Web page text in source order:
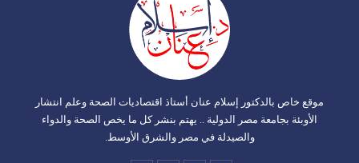
موقع خاص بالدكتور إسلام عنان أستاذ اقتصاديات الصحة وعلم انتشار
الأوبئة بجامعة مصر الدولية .. يهتم بنشر كل ما يخص الصحة والدواء
والصيدلة في مصر والشرق الأوسط.